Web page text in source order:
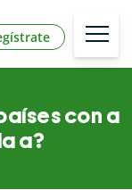
con a
a?